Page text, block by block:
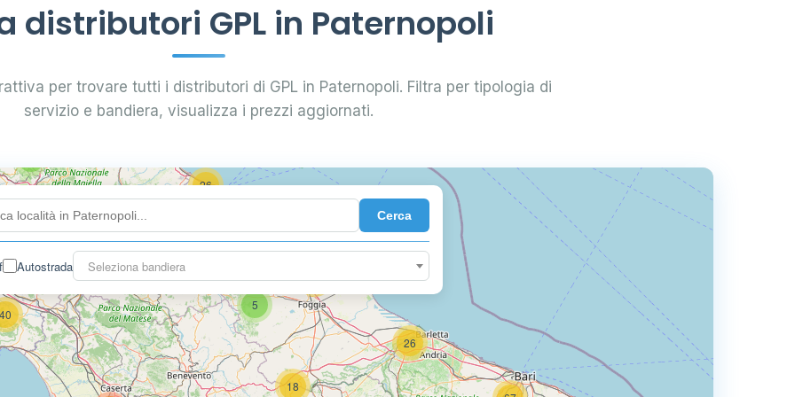
distributori GPL in Paternopoli
per trovare tutti i distributori di GPL in Paternopoli. Filtra per tipologia di
servizio e bandiera, visualizza i prezzi aggiornati.
Cerca
Autostrada Seleziona bandiera
24
5
14
26
16
64
40
18
26
26